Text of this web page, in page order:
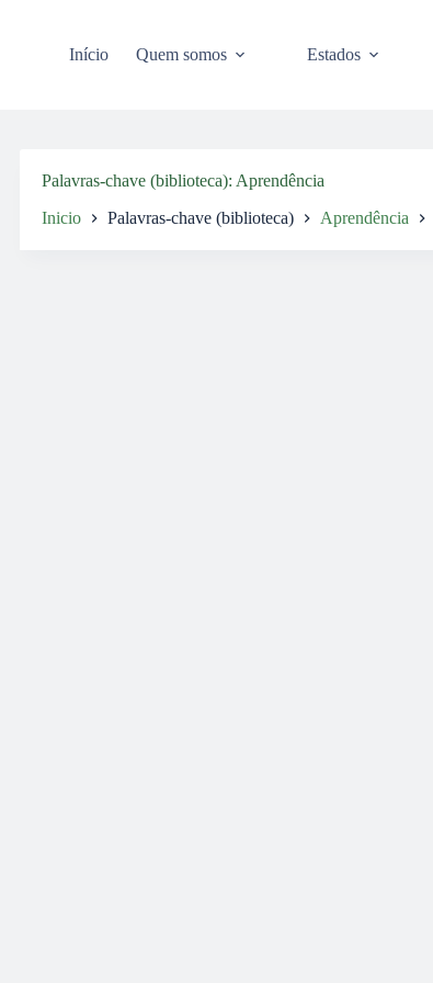
Início Quem somos Estados
Palavras-chave (biblioteca) Aprendência
Inicio Palavras-chave (biblioteca) Aprendência